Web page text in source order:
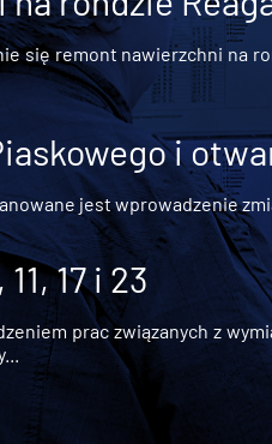
się remont nawierzchni na
i
jest wprowadzenie
17 i 23
prac związanych z